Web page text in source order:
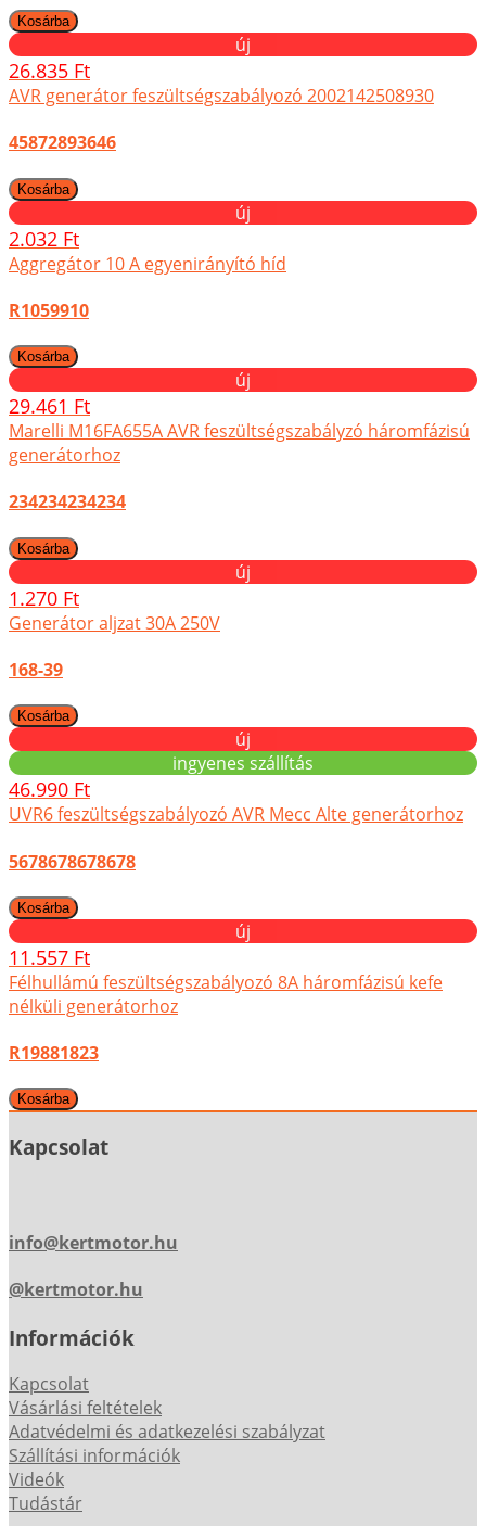
új
26.835 Ft
AVR generátor feszültségszabályozó 2002142508930
45872893646
új
2.032 Ft
Aggregátor 10 A egyenirányító híd
R1059910
új
29.461 Ft
Marelli M16FA655A AVR feszültségszabályzó háromfázisú
generátorhoz
234234234234
új
1.270 Ft
Generátor aljzat 30A 250V
168-39
új
ingyenes szállítás
46.990 Ft
UVR6 feszültségszabályozó AVR Mecc Alte generátorhoz
5678678678678
új
11.557 Ft
Félhullámú feszültségszabályozó 8A háromfázisú kefe
nélküli generátorhoz
R19881823
Kapcsolat
info@kertmotor.hu
@kertmotor.hu
Információk
Kapcsolat
Vásárlási feltételek
Adatvédelmi és adatkezelési szabályzat
Szállítási információk
Videók
Tudástár